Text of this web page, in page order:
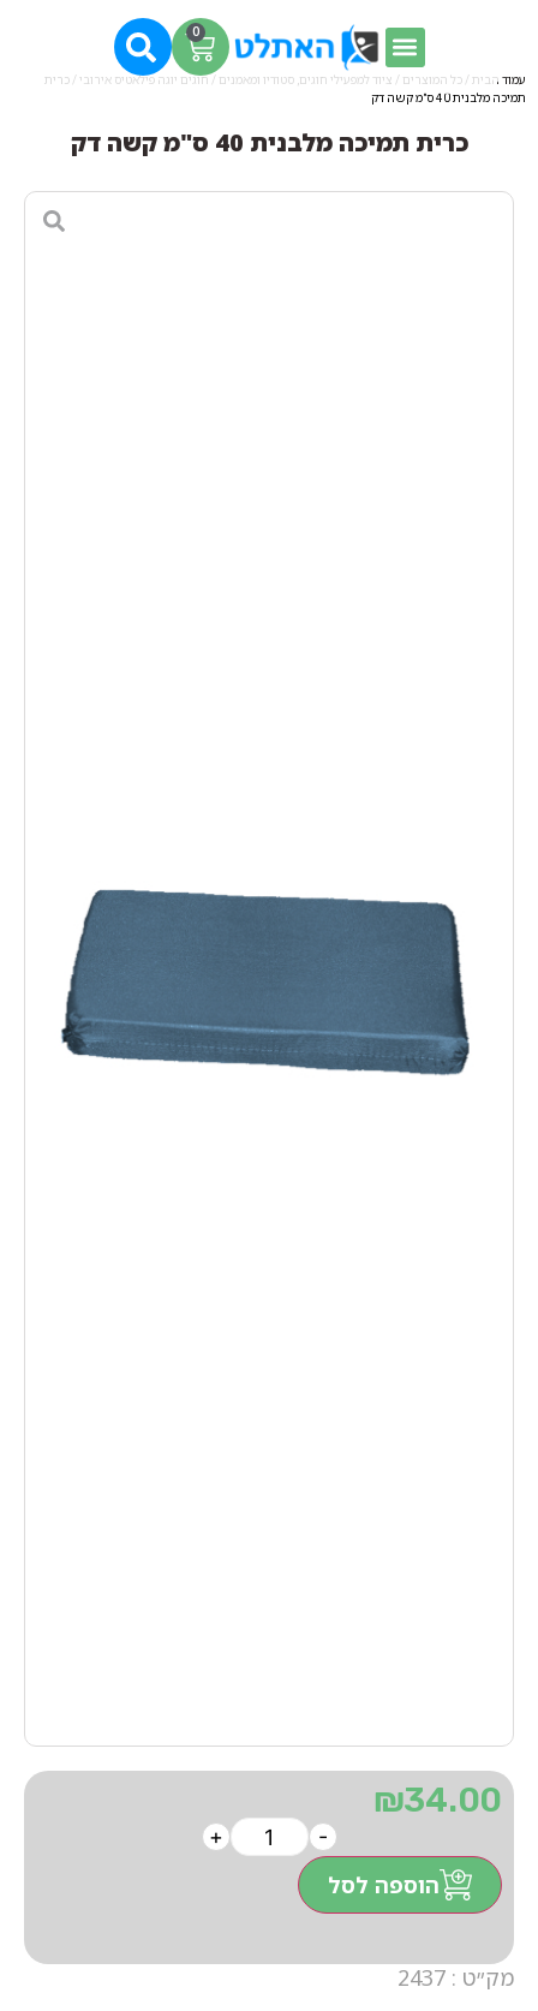
0
עמוד הבית / כל המוצרים / ציוד למפעילי חוגים, סטודיו ומאמנים / חוגים יוגה פילאטיס אירובי / כרית
תמיכה מלבנית 40 ס"מ קשה דק
כרית תמיכה מלבנית 40 ס"מ קשה דק
מק״ט : 2437
₪34.00
-
+
הוספה לסל